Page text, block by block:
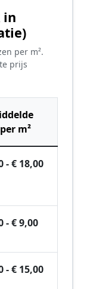
in
per m².
prijs
m²
- € 18,00
- € 9,00
- € 15,00